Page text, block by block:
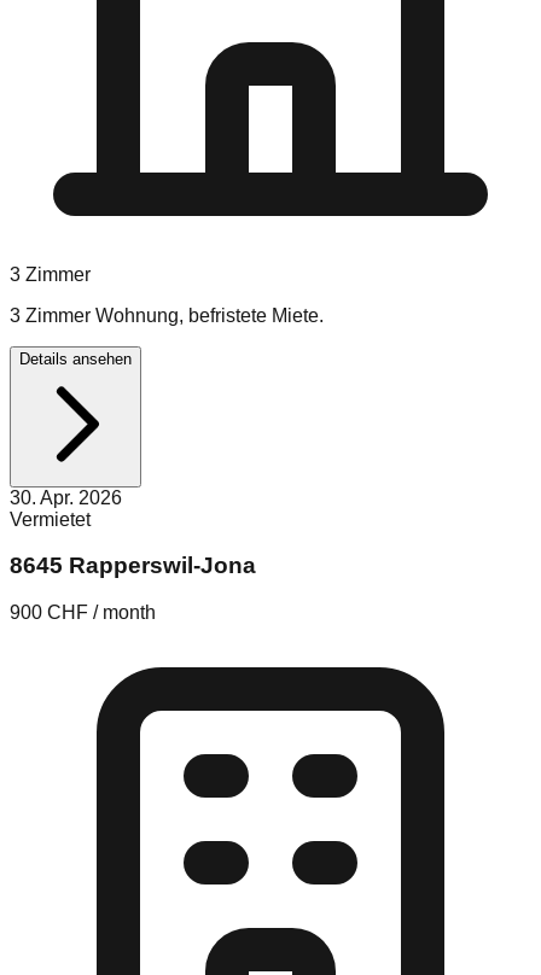
3 Zimmer
3 Zimmer Wohnung, befristete Miete.
Details ansehen
30. Apr. 2026
Vermietet
8645 Rapperswil-Jona
900 CHF / month